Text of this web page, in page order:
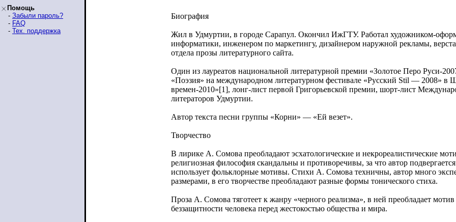
Помощь
- Забыли пароль?
- FAQ
- Тех. поддержка
Биография
Жил в Удмуртии, в городе Сарапул. Окончил ИжГТУ. Работал художником-
информатики, инженером по маркетингу, дизайнером наружной рекламы,
отдела прозы литературного сайта.
Один из лауреатов национальной литературной премии «Золотое Перо Руси-
«Поэзия» на международном литературном фестивале «Русский Stil — 2008» в
времен-2010»[1], лонг-лист первой Григорьевской премии, шорт-лист
литераторов Удмуртии.
Автор текста песни группы «Корни» — «Ей везет».
Творчество
В лирике А. Сомова преобладают эсхатологические и некрореалистические
религиозная философия скандальны и противоречивы, за что автор
использует фольклорные мотивы. Стихи А. Сомова техничны, автор много
размерами, в его творчестве преобладают разные формы тонического стиха.
Проза А. Сомова тяготеет к жанру «черного реализма», в ней преобладает
беззащитности человека перед жестокостью общества и мира.